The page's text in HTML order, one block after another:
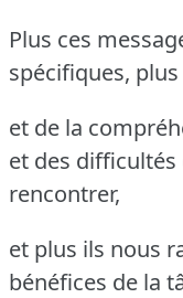
Plus ces
spécifiques,
et de la
et des
rencontrer,
et plus ils nous
bénéfices de la